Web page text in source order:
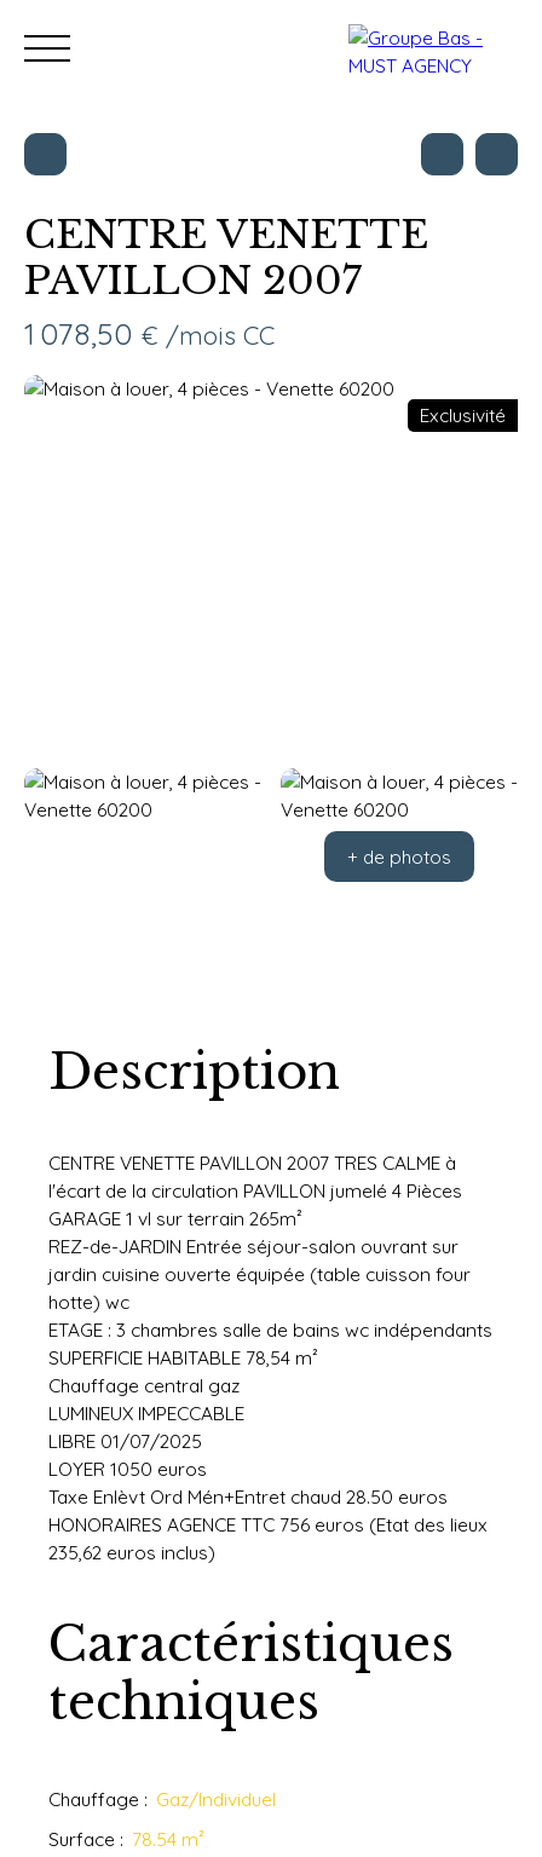
Nos bureaux Acheter Vendre Programmes
Estimation
CENTRE VENETTE
PAVILLON 2007
1 078,50 € /mois CC
Exclusivité
+ de photos
Description
CENTRE VENETTE PAVILLON 2007 TRES CALME à
l'écart de la circulation PAVILLON jumelé 4 Pièces
GARAGE 1 vl sur terrain 265m²
REZ-de-JARDIN Entrée séjour-salon ouvrant sur
jardin cuisine ouverte équipée (table cuisson four
hotte) wc
ETAGE : 3 chambres salle de bains wc indépendants
SUPERFICIE HABITABLE 78,54 m²
Chauffage central gaz
LUMINEUX IMPECCABLE
LIBRE 01/07/2025
LOYER 1050 euros
Taxe Enlèvt Ord Mén+Entret chaud 28.50 euros
HONORAIRES AGENCE TTC 756 euros (Etat des lieux
235,62 euros inclus)
Caractéristiques
techniques
Chauffage : Gaz/Individuel
Surface : 78.54 m²